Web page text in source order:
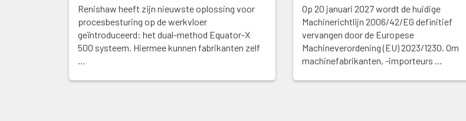
Renishaw heeft zijn nieuwste oplossing voor
procesbesturing op de werkvloer
geïntroduceerd: het dual-method Equator-X
500 systeem. Hiermee kunnen fabrikanten zelf
…
Op 20 januari 2027 wordt de huidige
Machinerichtlijn 2006/42/EG definitief
vervangen door de Europese
Machineverordening (EU) 2023/1230. Om
machinefabrikanten, -importeurs …